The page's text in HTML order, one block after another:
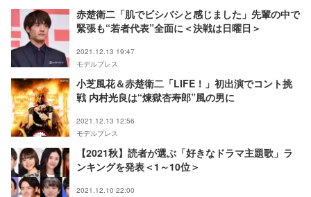
赤楚衛二「肌でビシバシと感じました」先輩の中で
緊張も“若者代表”全面に＜決戦は日曜日＞
2021.12.13 19:47
モデルプレス
小芝風花＆赤楚衛二「LIFE！」初出演でコント挑
戦 内村光良は“煉獄杏寿郎”風の男に
2021.12.13 12:56
モデルプレス
【2021秋】読者が選ぶ「好きなドラマ主題歌」ラ
ンキングを発表＜1～10位＞
2021.12.10 22:00